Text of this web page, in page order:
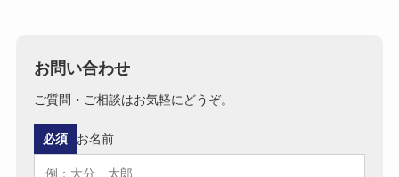
お問い合わせ
ご質問・ご相談はお気軽にどうぞ。
お名前
必須